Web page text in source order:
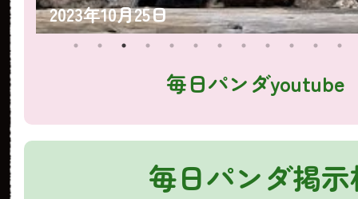
2023年10月25日
毎日パンダyoutube
毎日パンダ掲